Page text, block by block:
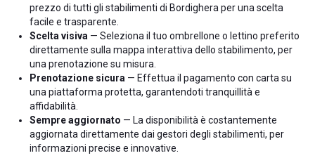
prezzo di tutti gli stabilimenti di Bordighera per una scelta
facile e trasparente.
Scelta visiva — Seleziona il tuo ombrellone o lettino preferito
direttamente sulla mappa interattiva dello stabilimento, per
una prenotazione su misura.
Prenotazione sicura — Effettua il pagamento con carta su
una piattaforma protetta, garantendoti tranquillità e
affidabilità.
Sempre aggiornato — La disponibilità è costantemente
aggiornata direttamente dai gestori degli stabilimenti, per
informazioni precise e innovative.